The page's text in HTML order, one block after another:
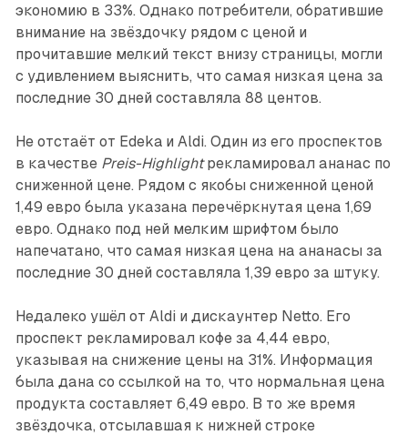
экономию в 33%. Однако потребители, обратившие
внимание на звёздочку рядом с ценой и
прочитавшие мелкий текст внизу страницы, могли
с удивлением выяснить, что самая низкая цена за
последние 30 дней составляла 88 центов.
Не отстаёт от Edeka и Aldi. Один из его проспектов
в качестве Preis-Highlightрекламировал ананас по
сниженной цене. Рядом с якобы сниженной ценой
1,49 евро была указана перечёркнутая цена 1,69
евро. Однако под ней мелким шрифтом было
напечатано, что самая низкая цена на ананасы за
последние 30 дней составляла 1,39 евро за штуку.
Недалеко ушёл от Aldi и дискаунтер Netto. Его
проспект рекламировал кофе за 4,44 евро,
указывая на снижение цены на 31%. Информация
была дана со ссылкой на то, что нормальная цена
продукта составляет 6,49 евро. В то же время
звёздочка, отсылавшая к нижней строке